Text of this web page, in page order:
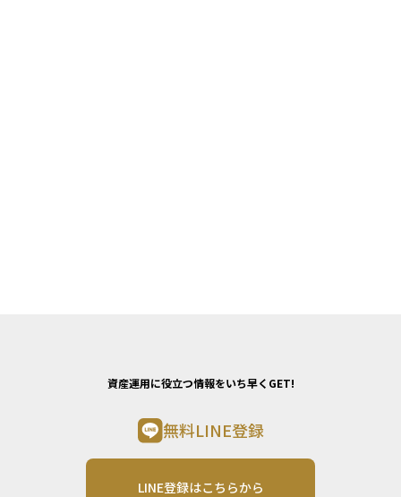
資産運用に役立つ情報をいち早くGET!
無料LINE登録
LINE登録はこちらから